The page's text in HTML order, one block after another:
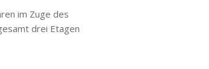
im Zuge des
drei Etagen